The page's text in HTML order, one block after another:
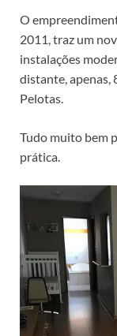
O
2011, traz um
instalações
distante,
Pelotas.
Tudo muito bem
prática.